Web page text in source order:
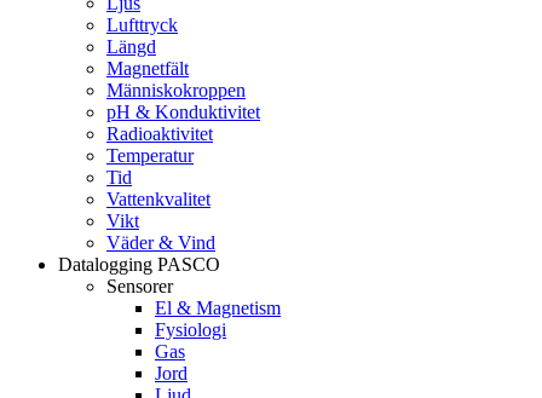
Lufttryck
Längd
Magnetfält
Människokroppen
pH & Konduktivitet
Radioaktivitet
Temperatur
Tid
Vattenkvalitet
Vikt
Väder & Vind
Datalogging PASCO
Sensorer
El & Magnetism
Fysiologi
Gas
Jord